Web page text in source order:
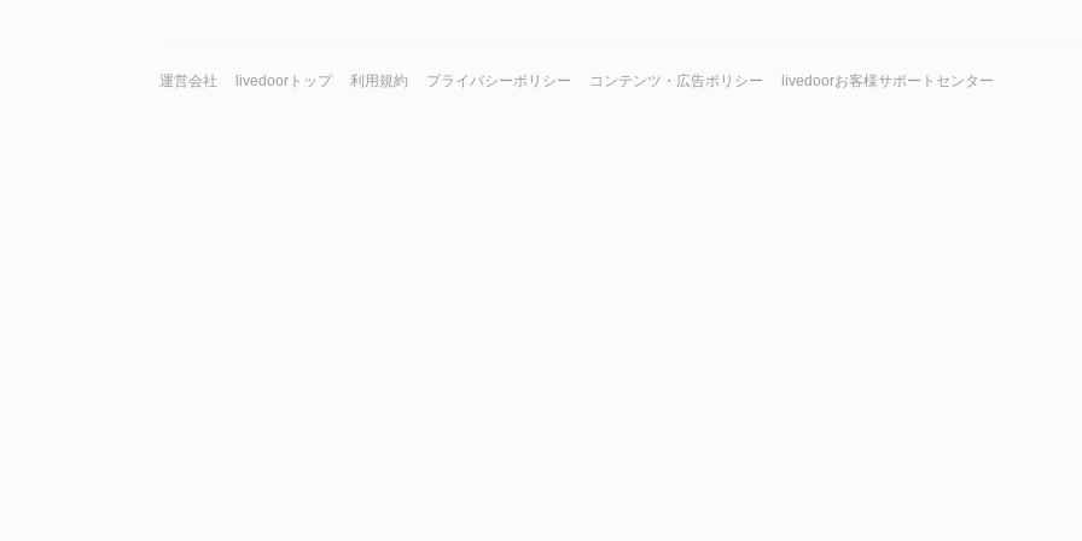
運営会社 livedoorトップ 利用規約 プライバシーポリシー コンテンツ・広告ポリシー livedoorお客様サポートセンター